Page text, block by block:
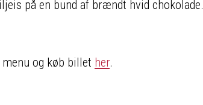
på en bund af brændt hvid chokolade.
og køb billet her.